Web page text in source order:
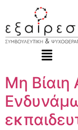
Μη Βίαιη